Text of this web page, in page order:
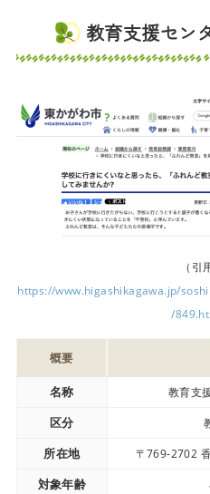
教育支援セン
（引
https://www.higashikagawa.jp/
/
概要
名称 教育支
区分
所在地 〒769-2702
対象年齢